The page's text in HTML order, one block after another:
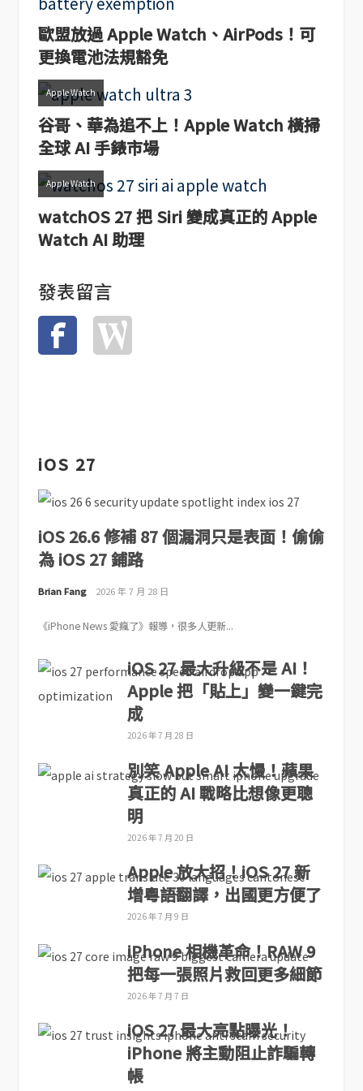
歐盟放過 Apple Watch、AirPods！可
更換電池法規豁免
Apple Watch
谷哥、華為追不上！Apple Watch 橫掃
全球 AI 手錶市場
Apple Watch
watchOS 27 把 Siri 變成真正的 Apple
Watch AI 助理
發表留言
iOS 27
iOS 26.6 修補 87 個漏洞只是表面！偷偷
為 iOS 27 鋪路
Brian Fang 2026 年 7 月 28 日
《iPhone News 愛瘋了》報導，很多人更新...
iOS 27 最大升級不是 AI！
Apple 把「貼上」變一鍵完
成
2026 年 7 月 28 日
別笑 Apple AI 太慢！蘋果
真正的 AI 戰略比想像更聰
明
2026 年 7 月 20 日
Apple 放大招！iOS 27 新
增粵語翻譯，出國更方便了
2026 年 7 月 9 日
iPhone 相機革命！RAW 9
把每一張照片救回更多細節
2026 年 7 月 7 日
iOS 27 最大亮點曝光！
iPhone 將主動阻止詐騙轉
帳